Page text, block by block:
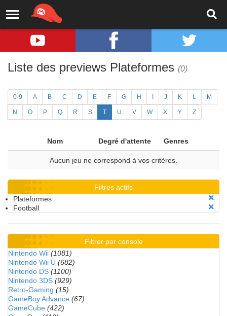
Liste des previews Plateformes (0)
0-9 A B C D E F G H J K L M
N O P Q R S T U V W X Y Z
Nom Degré d'attente Genres
Aucun jeu ne correspond à vos critères.
Filtres actifs
Plateformes
Football
Filtrer par console
Nintendo Wii (1081)
Nintendo Wii U (682)
Nintendo DS (1100)
Nintendo 3DS (929)
Retro-Gaming (15)
GameBoy Advance (67)
GameCube (422)